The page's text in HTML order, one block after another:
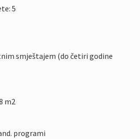
5
smještajem (do četiri godine
m2
programi